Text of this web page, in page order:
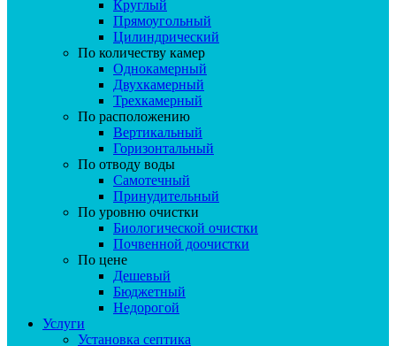
Круглый
Прямоугольный
Цилиндрический
По количеству камер
Однокамерный
Двухкамерный
Трехкамерный
По расположению
Вертикальный
Горизонтальный
По отводу воды
Самотечный
Принудительный
По уровню очистки
Биологической очистки
Почвенной доочистки
По цене
Дешевый
Бюджетный
Недорогой
Услуги
Установка септика